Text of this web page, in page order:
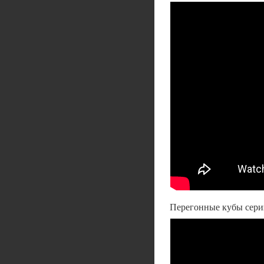
Перегонные кубы